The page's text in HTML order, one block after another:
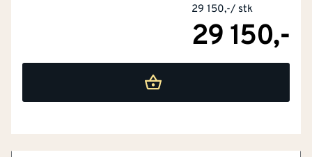
29 150,-/ stk
29 150,-
Artikkelnummer
Flott overflate og kvistfri karm